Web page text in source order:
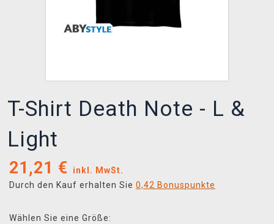
T-Shirt Death Note - L &
Light
21,21 €
inkl. MwSt.
Durch den Kauf erhalten Sie 0,42 Bonuspunkte
Wählen Sie eine Größe: